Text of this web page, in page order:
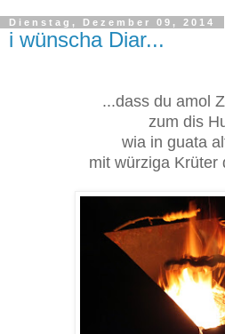
Dienstag, Dezember 09, 2014
i wünscha Diar...
...dass du amol
zum dis
wia in guata
mit würziga Krüter